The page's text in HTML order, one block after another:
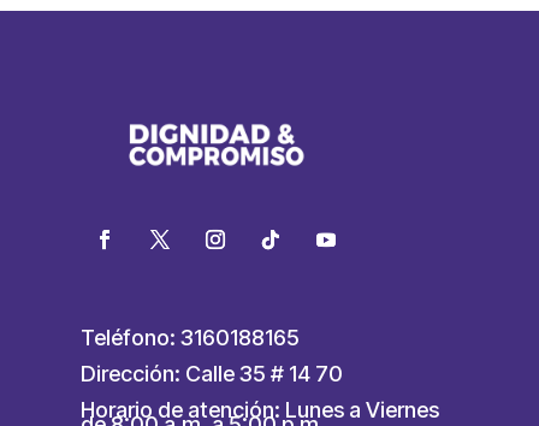
Teléfono: 3160188165
Dirección: Calle 35 # 14 70
Horario de atención: Lunes a Viernes